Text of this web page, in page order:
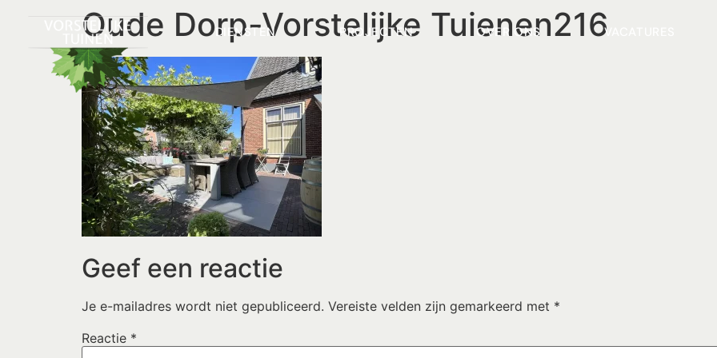
DIENSTEN PROJECTEN OVER ONS VACATURES
Oude Dorp-Vorstelijke Tuienen216
Geef een reactie
Je e-mailadres wordt niet gepubliceerd. Vereiste velden zijn gemarkeerd met *
Reactie *